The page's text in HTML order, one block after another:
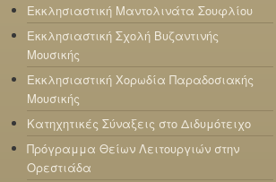
Εκκλησιαστική Μαντολινάτα Σουφλίου
Εκκλησιαστική Σχολή Βυζαντινής
Μουσικής
Εκκλησιαστική Χορωδία Παραδοσιακής
Μουσικής
Κατηχητικές Σύναξεις στο Διδυμότειχο
Πρόγραμμα Θείων Λειτουργιών στην
Ορεστιάδα